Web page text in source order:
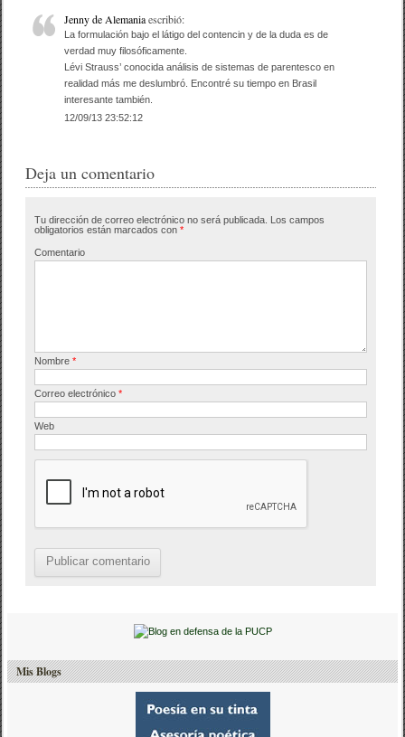
Jenny de Alemaniaescribió:
La formulación bajo el látigo del contencin y de la duda es de
verdad muy filosóficamente.
Lévi Strauss’ conocida análisis de sistemas de parentesco en
realidad más me deslumbró. Encontré su tiempo en Brasil
interesante también.
12/09/13 23:52:12
Deja un comentario
Tu dirección de correo electrónico no será publicada. Los campos
obligatorios están marcados con*
Comentario
Nombre*
Correo electrónico*
Web
Mis Blogs